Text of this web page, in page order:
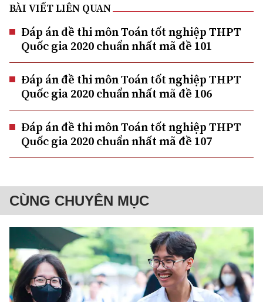
BÀI VIẾT LIÊN QUAN
Đáp án đề thi môn Toán tốt nghiệp THPT
Quốc gia 2020 chuẩn nhất mã đề 101
Đáp án đề thi môn Toán tốt nghiệp THPT
Quốc gia 2020 chuẩn nhất mã đề 106
Đáp án đề thi môn Toán tốt nghiệp THPT
Quốc gia 2020 chuẩn nhất mã đề 107
CÙNG CHUYÊN MỤC